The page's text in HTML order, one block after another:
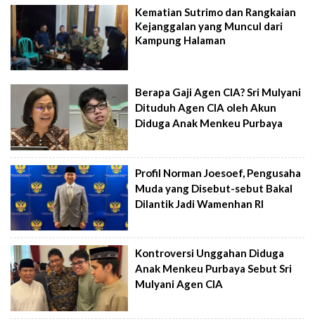
Kematian Sutrimo dan Rangkaian
Kejanggalan yang Muncul dari
Kampung Halaman
Berapa Gaji Agen CIA? Sri Mulyani
Dituduh Agen CIA oleh Akun
Diduga Anak Menkeu Purbaya
Profil Norman Joesoef, Pengusaha
Muda yang Disebut-sebut Bakal
Dilantik Jadi Wamenhan RI
Kontroversi Unggahan Diduga
Anak Menkeu Purbaya Sebut Sri
Mulyani Agen CIA